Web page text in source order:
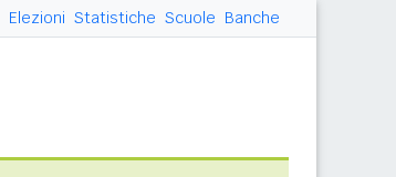
Elezioni Statistiche Scuole Banche